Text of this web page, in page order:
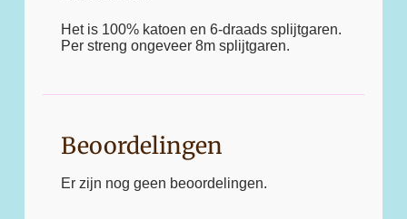
Het is 100% katoen en 6-draads splijtgaren.
Per streng ongeveer 8m splijtgaren.
Beoordelingen
Er zijn nog geen beoordelingen.